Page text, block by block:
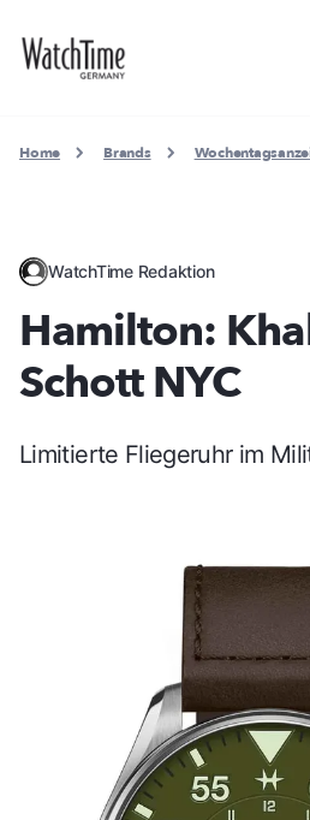
Home Brands
WatchTime Redaktion
Hamilton:
Schott NYC
Limitierte Fliegeruhr im